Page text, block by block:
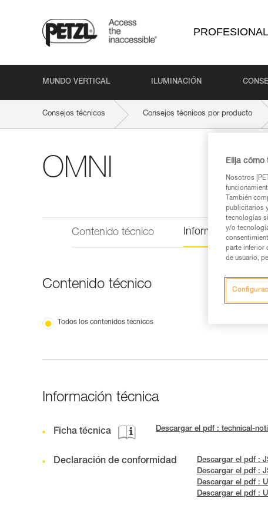
PROFESIONAL
MUNDO VERTICAL ILUMINACIÓN
Consejos técnicos Consejos técnicos por producto
OMNI
Contenido técnico Información
Contenido técnico
Todos los contenidos técnicos
Información técnica
Ficha técnica Descargar el pdf : technical-
Declaración de conformidad
Descargar el pdf :
Descargar el pdf :
Descargar el pdf :
Descargar el pdf :
Elija cómo
Nosotros
También
publicitarios
tecnologías
y/o
parte inferior
de usuario,